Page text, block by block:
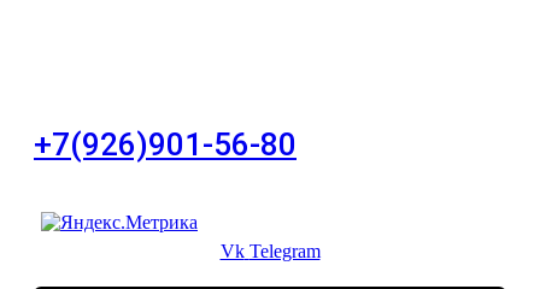
+7(926)901-56-80
Vk Telegram